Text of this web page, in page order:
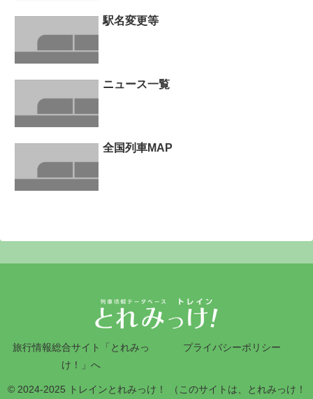
駅名変更等
ニュース一覧
全国列車MAP
旅行情報総合サイト「とれみっ
け！」へ
プライバシーポリシー
© 2024-2025 トレインとれみっけ！ （このサイトは、とれみっけ！